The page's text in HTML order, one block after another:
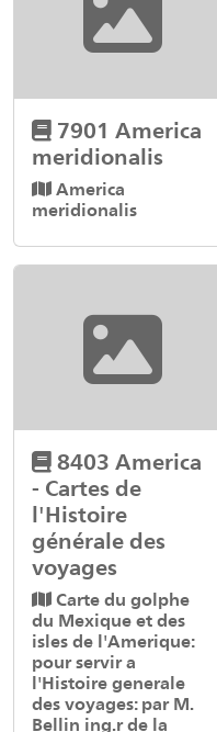
7901 America
meridionalis
America
meridionalis
8403 America
- Cartes de
l'Histoire
générale des
voyages
Carte du golphe
du Mexique et des
isles de l'Amerique:
pour servir a
l'Histoire generale
des voyages: par M.
Bellin ing.r de la